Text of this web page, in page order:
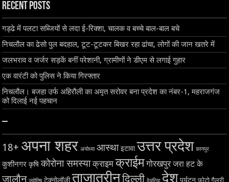
Recent Posts
गड्ढे में पलटा सब्जियों से लदा ई-रिक्शा, चालक व बच्चे बाल-बाल बचे
निचलौल का ढेसो पुल बदहाल, टूट-टूटकर बिखर रहा ढांचा, लोगों की जान खतरे में
जलभराव व जर्जर सड़कें बनीं परेशानी, ग्रामीणों ने डीएम से लगाई गुहार
एक वारंटी को पुलिस ने किया गिरफ्तार
निचलौल। बजहा उर्फ अहिरौली का अमृत सरोवर बना प्रदेश का नंबर-1, महराजगंज
को दिलाई नई पहचान
–
18+ अपना शहर अयोध्या आस्था इटावा उत्तर प्रदेश कानपुर
कुशीनगर कृषि कोरोना समस्या क्राइम क्राईम गोरखपुर जरा हट के
जालौन टेक्नोलॉजी ताज़ातरीनदिल्ली देश पर्यटन फोटो गैलरी